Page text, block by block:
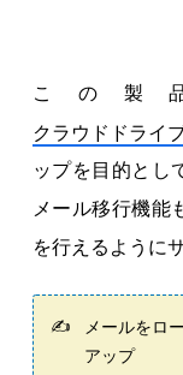
この製
クラウドドライ
ップを目的とし
メール移行機能
を行えるように
メールをロ
アップ